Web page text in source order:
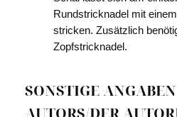
Rundstricknadel mit
stricken. Zusätzlich
Zopfstricknadel.
SONSTIGE
AUTORS/DER